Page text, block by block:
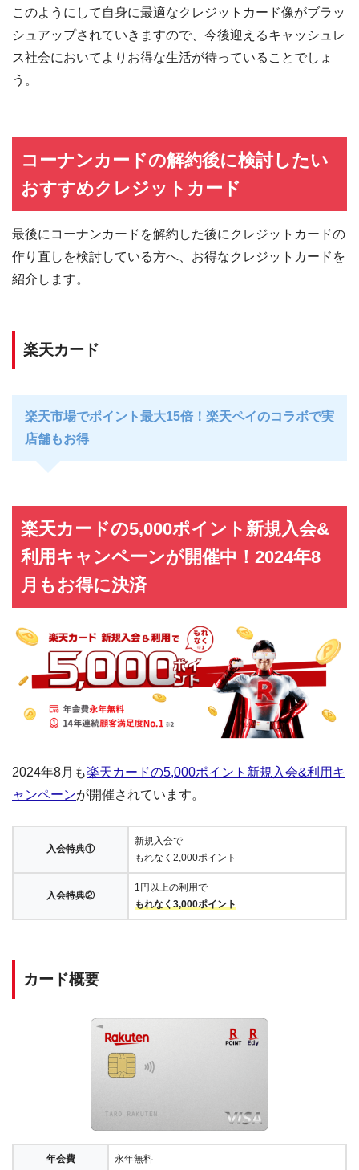
このようにして自身に最適なクレジットカード像がブラッ
シュアップされていきますので、今後迎えるキャッシュレ
ス社会においてよりお得な生活が待っていることでしょ
う。
コーナンカードの解約後に検討したい
おすすめクレジットカード
最後にコーナンカードを解約した後にクレジットカードの
作り直しを検討している方へ、お得なクレジットカードを
紹介します。
楽天カード
楽天市場でポイント最大15倍！楽天ペイのコラボで実
店舗もお得
楽天カードの5,000ポイント新規入会&
利用キャンペーンが開催中！2024年8
月もお得に決済
2024年8月も楽天カードの5,000ポイント新規入会&利用キ
ャンペーンが開催されています。
入会特典①
新規入会で
もれなく2,000ポイント
入会特典②
1円以上の利用で
もれなく3,000ポイント
カード概要
年会費 永年無料